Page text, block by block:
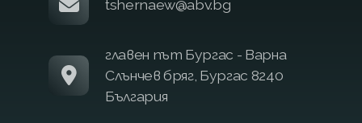
tshernaew@abv.bg
главен път Бургас - Варна
Слънчев бряг, Бургас 8240
България